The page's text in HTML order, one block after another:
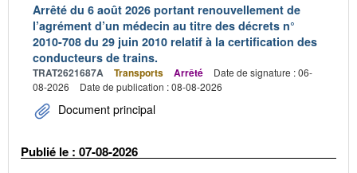
Arrêté du 6 août 2026 portant renouvellement de
l’agrément d’un médecin au titre des décrets n°
2010-708 du 29 juin 2010 relatif à la certification des
conducteurs de trains.
TRAT2621687A Transports Arrêté
Date de signature : 06-
08-2026
Date de publication : 08-08-2026
Document principal
Publié le : 07-08-2026